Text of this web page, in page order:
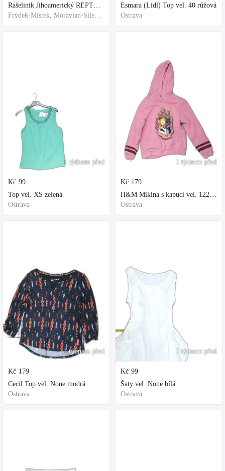
Rašelinik Jihoamerický REPTER - 5 balení - 500g -
Frýdek-Místek, Moravian-Silesian Region,Others
1 týdnem před
Kč 99
Top vel. XS zelená
Ostrava
1 týdnem před
Kč 179
Cecil Top vel. None modrá
Ostrava
Esmara (Lidl) Top vel. 40 růžová
Ostrava
1 týdnem před
Kč 179
H&M Mikina s kapucí vel. 122 fialová
Ostrava
1 týdnem před
Kč 99
Šaty vel. None bílá
Ostrava